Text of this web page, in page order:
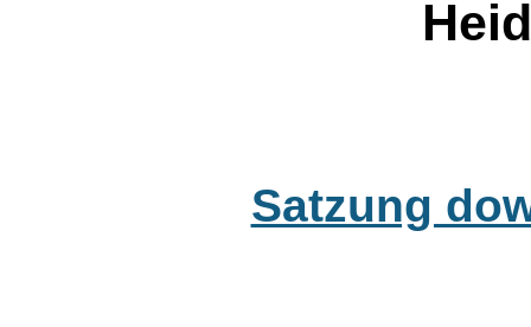
Satzung